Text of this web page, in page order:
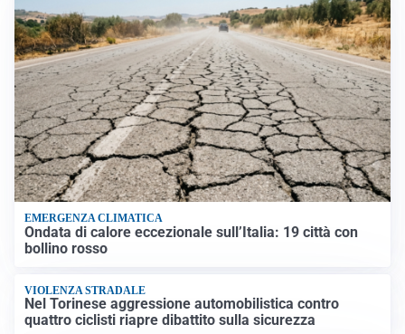
EMERGENZA CLIMATICA
Ondata di calore eccezionale sull’Italia: 19 città con
bollino rosso
VIOLENZA STRADALE
Nel Torinese aggressione automobilistica contro
quattro ciclisti riapre dibattito sulla sicurezza